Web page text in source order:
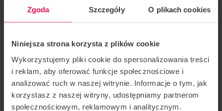
Zgoda Szczegóły O plikach cookies
Niniejsza strona korzysta z plików cookie
Wykorzystujemy pliki cookie do spersonalizowania treści
i reklam, aby oferować funkcje społecznościowe i
analizować ruch w naszej witrynie. Informacje o tym, jak
korzystasz z naszej witryny, udostępniamy partnerom
społecznościowym, reklamowym i analitycznym.
équipe: Mad Ravens, Catégorie: Dynamic 4way
2016 médaille de bronze FAI World Cup, Kategoria:
Freestyle
2015 Médaille d’or White Nights, team: Mad Ravens,